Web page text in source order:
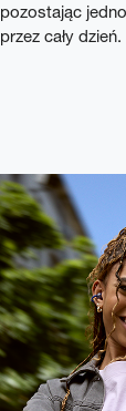
pozostając
przez cały dzień.